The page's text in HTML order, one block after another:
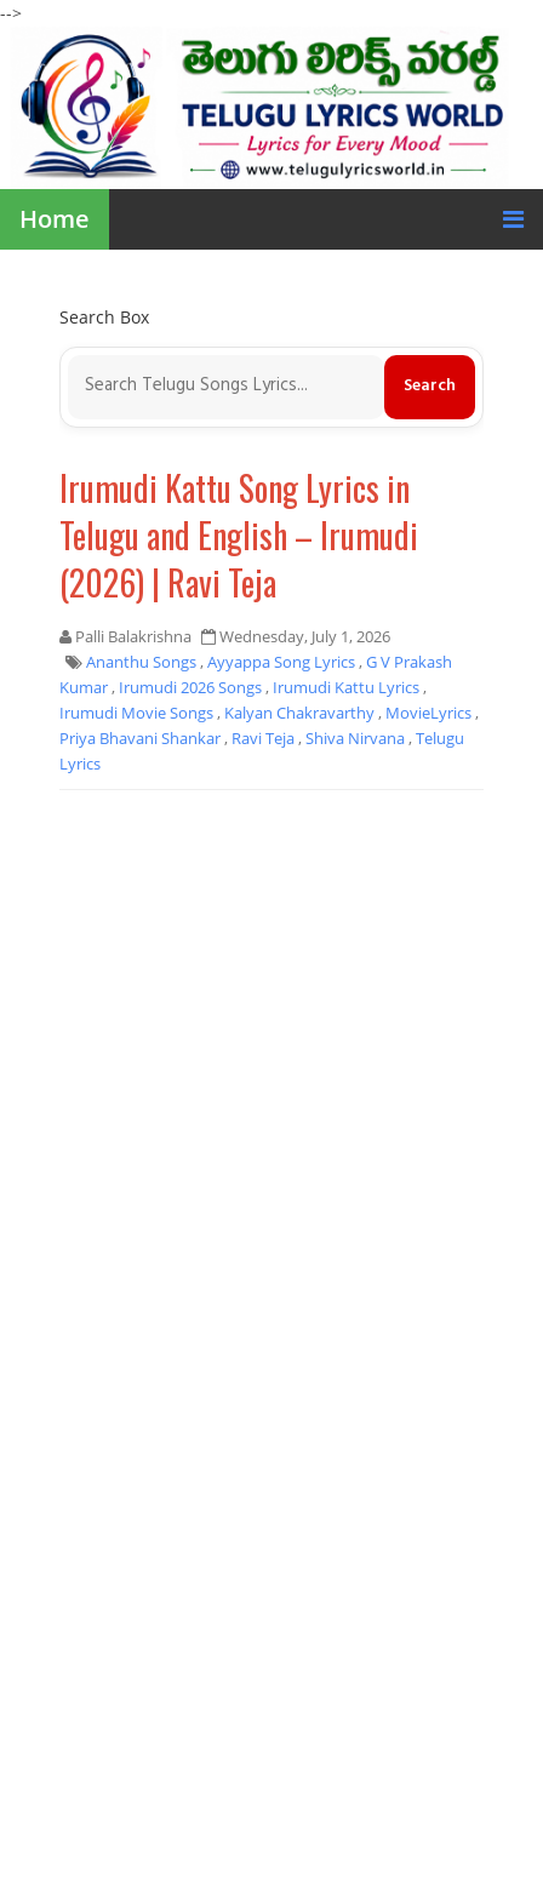
-->
Home
Search Box
Irumudi Kattu Song Lyrics in
Telugu and English – Irumudi
(2026) | Ravi Teja
Palli Balakrishna
Wednesday, July 1, 2026
Ananthu Songs,Ayyappa Song Lyrics,G V Prakash
Kumar, Irumudi 2026 Songs, Irumudi Kattu Lyrics,
Irumudi Movie Songs, Kalyan Chakravarthy, MovieLyrics,
Priya Bhavani Shankar, Ravi Teja,Shiva Nirvana,Telugu
Lyrics